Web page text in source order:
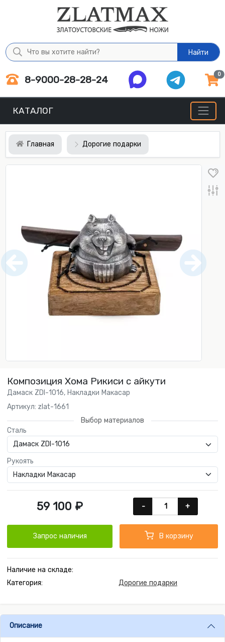
Найти
8-9000-28-28-24 0
КАТАЛОГ
Главная Дорогие подарки
Композиция Хома Рикиси с айкути
Дамаск ZDI-1016, Накладки Макасар
Артикул: zlat-1661
Выбор материалов
Сталь
Рукоять
59 100 ₽ - +
Запрос наличия В корзину
Наличие на складе:
Категория:
Дорогие подарки
Описание